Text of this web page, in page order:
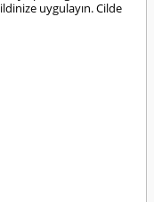
uygulayın. Cilde